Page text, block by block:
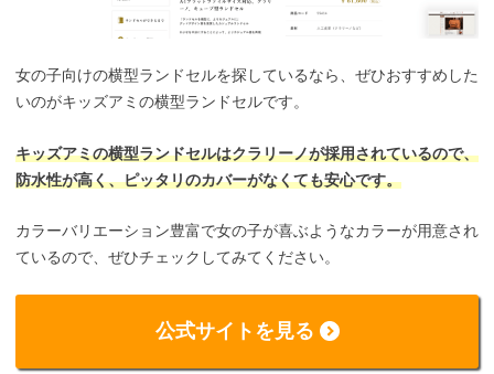
女の子向けの横型ランドセルを探しているなら、ぜひおすすめした
いのがキッズアミの横型ランドセルです。
キッズアミの横型ランドセルはクラリーノが採用されているので、
防水性が高く、ピッタリのカバーがなくても安心です。
カラーバリエーション豊富で女の子が喜ぶようなカラーが用意され
ているので、ぜひチェックしてみてください。
公式サイトを見る